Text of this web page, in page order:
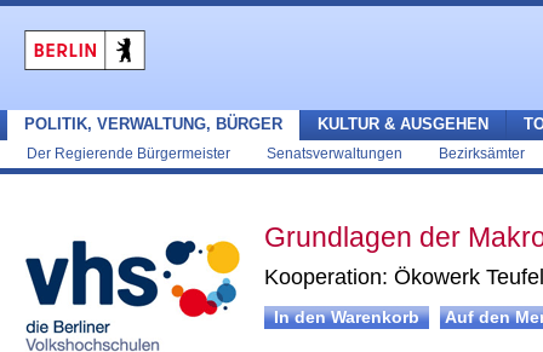
POLITIK, VERWALTUNG, BÜRGER
Der Regierende Bürgermeister Senatsverwaltungen Bezirksämter
KULTUR & AUSGEHEN
Grundlagen der
Kooperation: Ökowerk